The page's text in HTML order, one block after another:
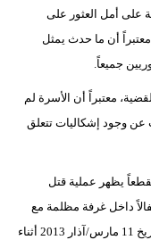
على أمل العثور على
معتبراً أن ما حدث يمثل
جميعاً.
معتبراً أن الأسرة لم
وجود إشكاليات تتعلق
يظهر عملية قتل
داخل غرفة مظلمة مع
سماع صوت يُنسب إلى أمجد يوسف يتحدث عن تاريخ 11 مارس/آذار 2013 أثناء